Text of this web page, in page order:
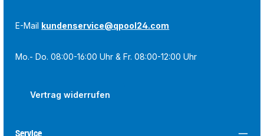
E-Mail kundenservice@qpool24.com
Mo.- Do. 08:00-16:00 Uhr & Fr. 08:00-12:00 Uhr
Vertrag widerrufen
Service